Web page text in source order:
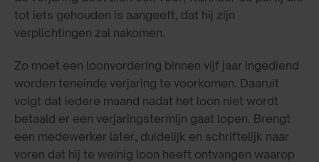
tot iets gehouden is aangeeft, dat hij zijn
verplichtingen zal nakomen.
Zo moet een loonvordering binnen vijf jaar ingediend
worden teneinde verjaring te voorkomen. Daaruit
volgt dat iedere maand nadat het loon niet wordt
betaald er een verjaringstermijn gaat lopen. Brengt
een medewerker later, duidelijk en schriftelijk naar
voren dat hij te weinig loon heeft ontvangen waarop